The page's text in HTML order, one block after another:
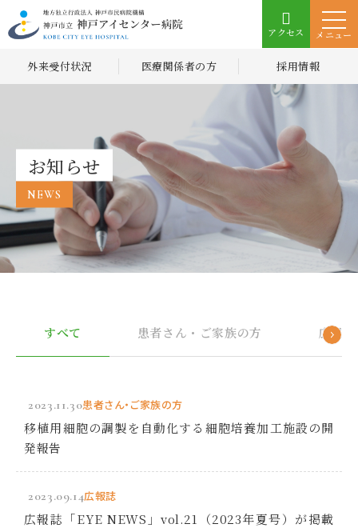
アクセス メニュー
外来受付状況 医療関係者の方 採用情報
お知らせ
NEWS
すべて 患者さん・ご家族の方 広報誌
2023.11.30患者さん・ご家族の方
移植用細胞の調製を自動化する細胞培養加工施設の開
発報告
2023.09.14広報誌
広報誌「EYE NEWS」vol.21（2023年夏号）が掲載